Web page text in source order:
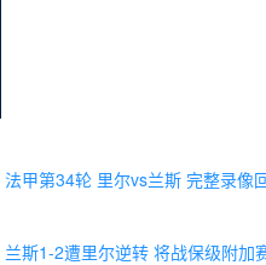
甲第34轮 里尔vs兰斯 完整录像
斯1-2遭里尔逆转 将战保级附加